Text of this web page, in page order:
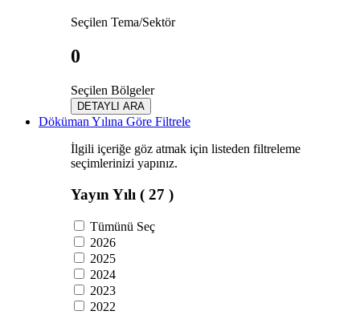
Seçilen Tema/Sektör
0
Seçilen Bölgeler
DETAYLI ARA
Döküman Yılına Göre Filtrele
İlgili içeriğe göz atmak için listeden filtreleme
seçimlerinizi yapınız.
Yayın Yılı ( 27 )
Tümünü Seç
2026
2025
2024
2023
2022